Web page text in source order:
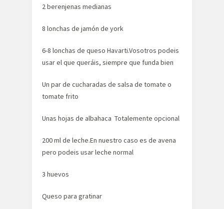
2 berenjenas medianas
8 lonchas de jamón de york
6-8 lonchas de queso Havarti.Vosotros podeis
usar el que queráis, siempre que funda bien
Un par de cucharadas de salsa de tomate o
tomate frito
Unas hojas de albahaca Totalemente opcional
200 ml de leche.En nuestro caso es de avena
pero podeis usar leche normal
3 huevos
Queso para gratinar